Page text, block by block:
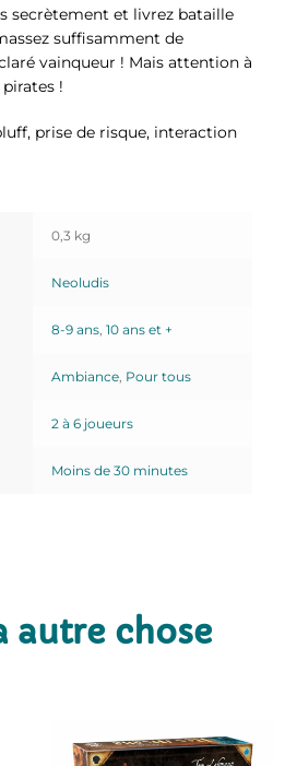
secrètement et livrez bataille
suffisamment de
vainqueur ! Mais attention à
!
prise de risque, interaction
0,3 kg
Neoludis
8-9 ans, 10 ans et +
Ambiance, Pour tous
2 à 6 joueurs
Moins de 30 minutes
autre chose